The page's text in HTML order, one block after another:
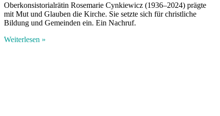
Oberkonsistorialrätin Rosemarie Cynkiewicz (1936–2024) prägte
mit Mut und Glauben die Kirche. Sie setzte sich für christliche
Bildung und Gemeinden ein. Ein Nachruf.
Weiterlesen »